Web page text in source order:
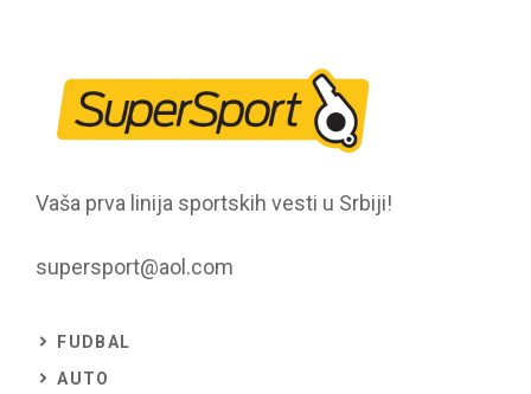
Vaša prva linija sportskih vesti u Srbiji!
supersport@aol.com
FUDBAL
AUTO